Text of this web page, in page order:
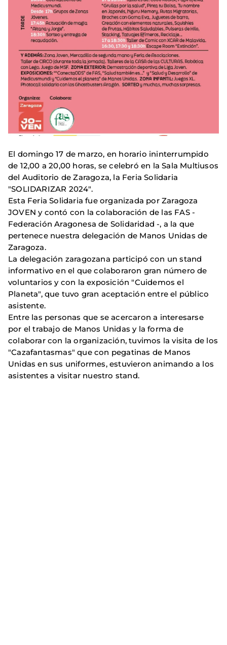
El domingo 17 de marzo, en horario ininterrumpido
de 12,00 a 20,00 horas, se celebró en la Sala Multiusos
del Auditorio de Zaragoza, la Feria Solidaria
"SOLIDARIZAR 2024".
Esta Feria Solidaria fue organizada por Zaragoza
JOVEN y contó con la colaboración de las FAS -
Federación Aragonesa de Solidaridad -, a la que
pertenece nuestra delegación de Manos Unidas de
Zaragoza.
La delegación zaragozana participó con un stand
informativo en el que colaboraron gran número de
voluntarios y con la exposición "Cuidemos el
Planeta", que tuvo gran aceptación entre el público
asistente.
Entre las personas que se acercaron a interesarse
por el trabajo de Manos Unidas y la forma de
colaborar con la organización, tuvimos la visita de los
"Cazafantasmas" que con pegatinas de Manos
Unidas en sus uniformes, estuvieron animando a los
asistentes a visitar nuestro stand.